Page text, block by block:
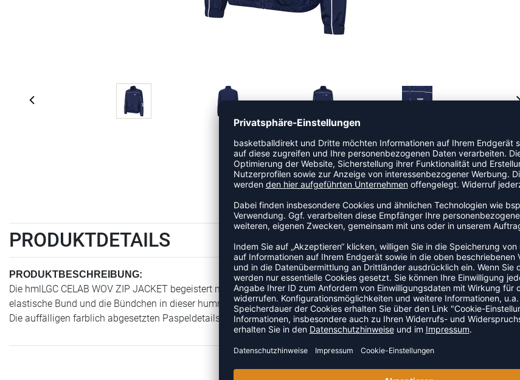
PRODUKTDETAILS
PRODUKTBESCHREIBUNG:
Die hmlLGC CELAB WOV ZIP JACKET begeistert mit erhöhter Haltbarkeit und Form dank der Gewebekonstruktion. Der
elastische Bund und die Bündchen in dieser hummel® Jacke ermöglichen eine enge Passform, die die Wärme
Die auffälligen farblich abgesetzten Paspeldetails entlang der Brust und den Ärmeln runden den Look ab.
ZULETZT ANGESEHEN